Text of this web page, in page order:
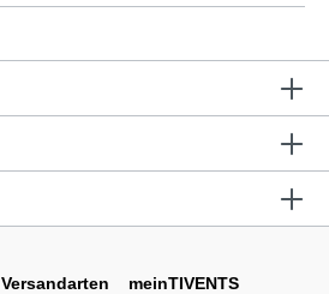
Versandarten
meinTIVENTS